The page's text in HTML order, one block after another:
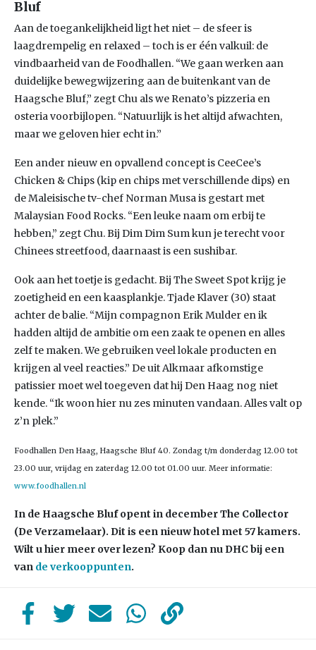
Bluf
Aan de toegankelijkheid ligt het niet – de sfeer is
laagdrempelig en relaxed – toch is er één valkuil: de
vindbaarheid van de Foodhallen. “We gaan werken aan
duidelijke bewegwijzering aan de buitenkant van de
Haagsche Bluf,” zegt Chu als we Renato’s pizzeria en
osteria voorbijlopen. “Natuurlijk is het altijd afwachten,
maar we geloven hier echt in.”
Een ander nieuw en opvallend concept is CeeCee’s
Chicken & Chips (kip en chips met verschillende dips) en
de Maleisische tv-chef Norman Musa is gestart met
Malaysian Food Rocks. “Een leuke naam om erbij te
hebben,” zegt Chu. Bij Dim Dim Sum kun je terecht voor
Chinees streetfood, daarnaast is een sushibar.
Ook aan het toetje is gedacht. Bij The Sweet Spot krijg je
zoetigheid en een kaasplankje. Tjade Klaver (30) staat
achter de balie. “Mijn compagnon Erik Mulder en ik
hadden altijd de ambitie om een zaak te openen en alles
zelf te maken. We gebruiken veel lokale producten en
krijgen al veel reacties.” De uit Alkmaar afkomstige
patissier moet wel toegeven dat hij Den Haag nog niet
kende. “Ik woon hier nu zes minuten vandaan. Alles valt op
z’n plek.”
Foodhallen Den Haag, Haagsche Bluf 40. Zondag t/m donderdag 12.00 tot
23.00 uur, vrijdag en zaterdag 12.00 tot 01.00 uur. Meer informatie:
www.foodhallen.nl
In de Haagsche Bluf opent in december The Collector
(De Verzamelaar). Dit is een nieuw hotel met 57 kamers.
Wilt u hier meer over lezen? Koop dan nu DHC bij een
van de verkooppunten.